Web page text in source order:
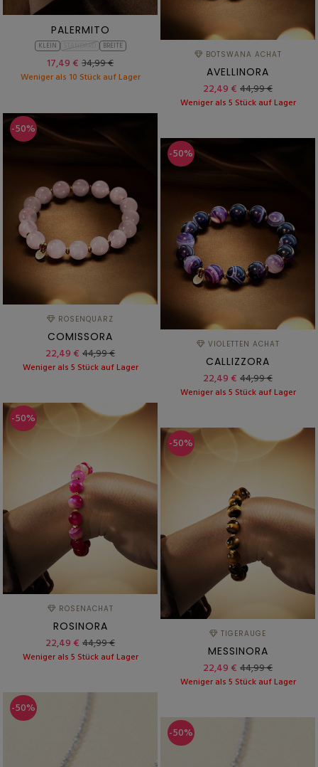
PALERMITO
KLEIN BREITE
17,49 € 34,99 €
Weniger als 10 Stück auf Lager
BOTSWANA ACHAT
AVELLINORA
22,49 € 44,99 €
Weniger als 5 Stück auf Lager
-50%
ROSENQUARZ
COMISSORA
22,49 € 44,99 €
Weniger als 5 Stück auf Lager
-50%
VIOLETTEN ACHAT
CALLIZZORA
22,49 € 44,99 €
Weniger als 5 Stück auf Lager
-50%
ROSENACHAT
ROSINORA
22,49 € 44,99 €
Weniger als 5 Stück auf Lager
-50%
TIGERAUGE
MESSINORA
22,49 € 44,99 €
Weniger als 5 Stück auf Lager
-50%
-50%